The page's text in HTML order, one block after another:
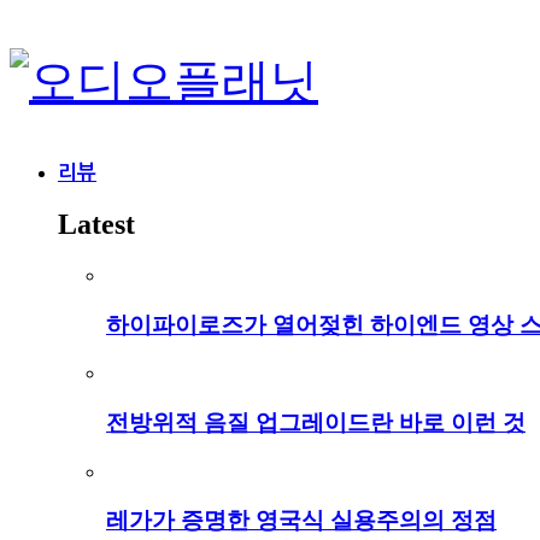
리뷰
Latest
하이파이로즈가 열어젖힌 하이엔드 영상
전방위적 음질 업그레이드란 바로 이런 것
레가가 증명한 영국식 실용주의의 정점